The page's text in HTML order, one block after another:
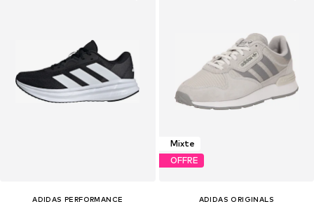
ADIDAS PERFORMANCE
Mixte
OFFRE
ADIDAS ORIGINALS